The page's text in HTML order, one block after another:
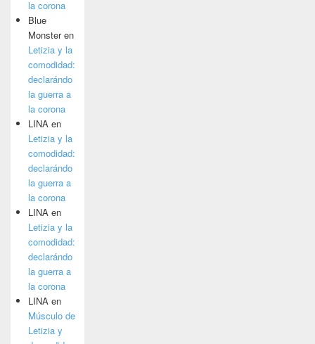
la corona
Blue
Monsteren
Letizia y la
comodidad:
declarándo
la guerra a
la corona
LINA en
Letizia y la
comodidad:
declarándo
la guerra a
la corona
LINA en
Letizia y la
comodidad:
declarándo
la guerra a
la corona
LINA en
Músculo de
Letizia y